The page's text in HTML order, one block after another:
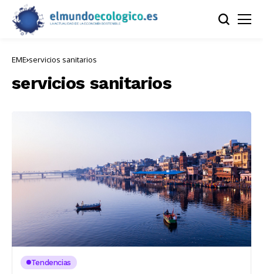
EME servicios sanitarios
servicios sanitarios
Tendencias